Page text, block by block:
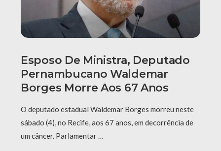
Esposo De Ministra, Deputado
Pernambucano Waldemar
Borges Morre Aos 67 Anos
O deputado estadual Waldemar Borges morreu neste
sábado (4), no Recife, aos 67 anos, em decorrência de
um câncer. Parlamentar …